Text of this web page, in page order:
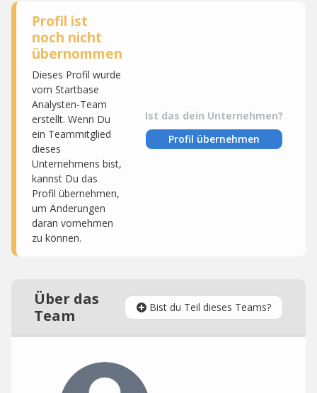
Profil ist
noch nicht
übernommen
Dieses Profil wurde
vom Startbase
Analysten-Team
erstellt. Wenn Du
ein Teammitglied
dieses
Unternehmens bist,
kannst Du das
Profil übernehmen,
um Änderungen
daran vornehmen
zu können.
Ist das dein Unternehmen?
Profil übernehmen
Über das
Team
Bist du Teil dieses Teams?